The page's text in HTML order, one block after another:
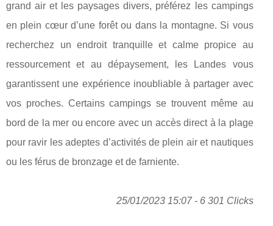
grand air et les paysages divers, préférez les campings
en plein cœur d’une forêt ou dans la montagne. Si vous
recherchez un endroit tranquille et calme propice au
ressourcement et au dépaysement, les Landes vous
garantissent une expérience inoubliable à partager avec
vos proches. Certains campings se trouvent même au
bord de la mer ou encore avec un accès direct à la plage
pour ravir les adeptes d’activités de plein air et nautiques
ou les férus de bronzage et de farniente.
25/01/2023 15:07 - 6 301 Clicks